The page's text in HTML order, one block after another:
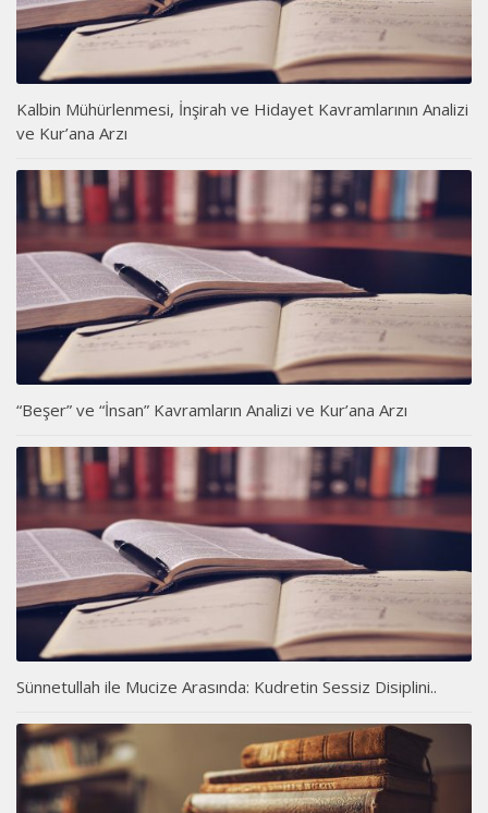
Kalbin Mühürlenmesi, İnşirah ve Hidayet Kavramlarının Analizi
ve Kur’ana Arzı
“Beşer” ve “İnsan” Kavramların Analizi ve Kur’ana Arzı
Sünnetullah ile Mucize Arasında: Kudretin Sessiz Disiplini..